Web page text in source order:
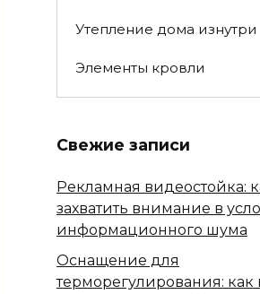
Утепление дома изнутри
Элементы кровли
Свежие записи
Рекламная видеостойка:
захватить внимание в
информационного шума
Оснащение для
терморегулирования: как